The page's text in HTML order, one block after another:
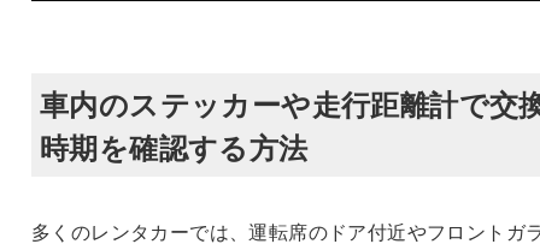
車内のステッカーや走行距離計で交
時期を確認する方法
多くのレンタカーでは、運転席のドア付近やフロントガ